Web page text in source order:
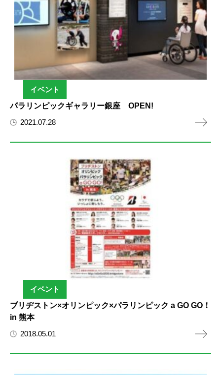
イベント
パラリンピックギャラリー銀座 OPEN!
2021.07.28
イベント
ブリヂストン×オリンピック×パラリンピック a GO GO！
in 熊本
2018.05.01